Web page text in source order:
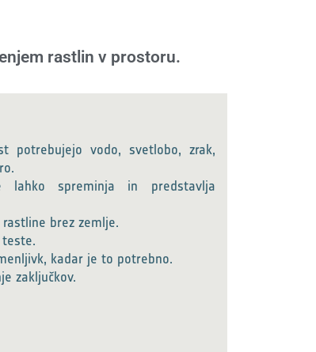
rastlin v prostoru.
potrebujejo vodo, svetlobo, zrak,
lahko spreminja in predstavlja
brez zemlje.
kadar je to potrebno.
zaključkov.